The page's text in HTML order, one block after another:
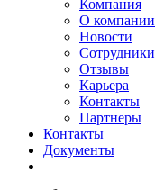
Компания
О компании
Новости
Сотрудники
Отзывы
Карьера
Контакты
Партнеры
Контакты
Документы